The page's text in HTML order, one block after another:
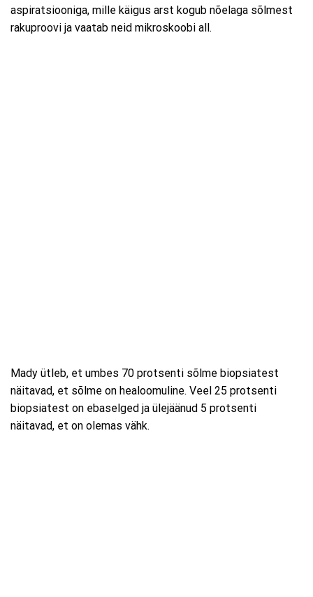
aspiratsiooniga, mille käigus arst kogub nõelaga sõlmest
rakuproovi ja vaatab neid mikroskoobi all.
Mady ütleb, et umbes 70 protsenti sõlme biopsiatest
näitavad, et sõlme on healoomuline. Veel 25 protsenti
biopsiatest on ebaselged ja ülejäänud 5 protsenti
näitavad, et on olemas vähk.